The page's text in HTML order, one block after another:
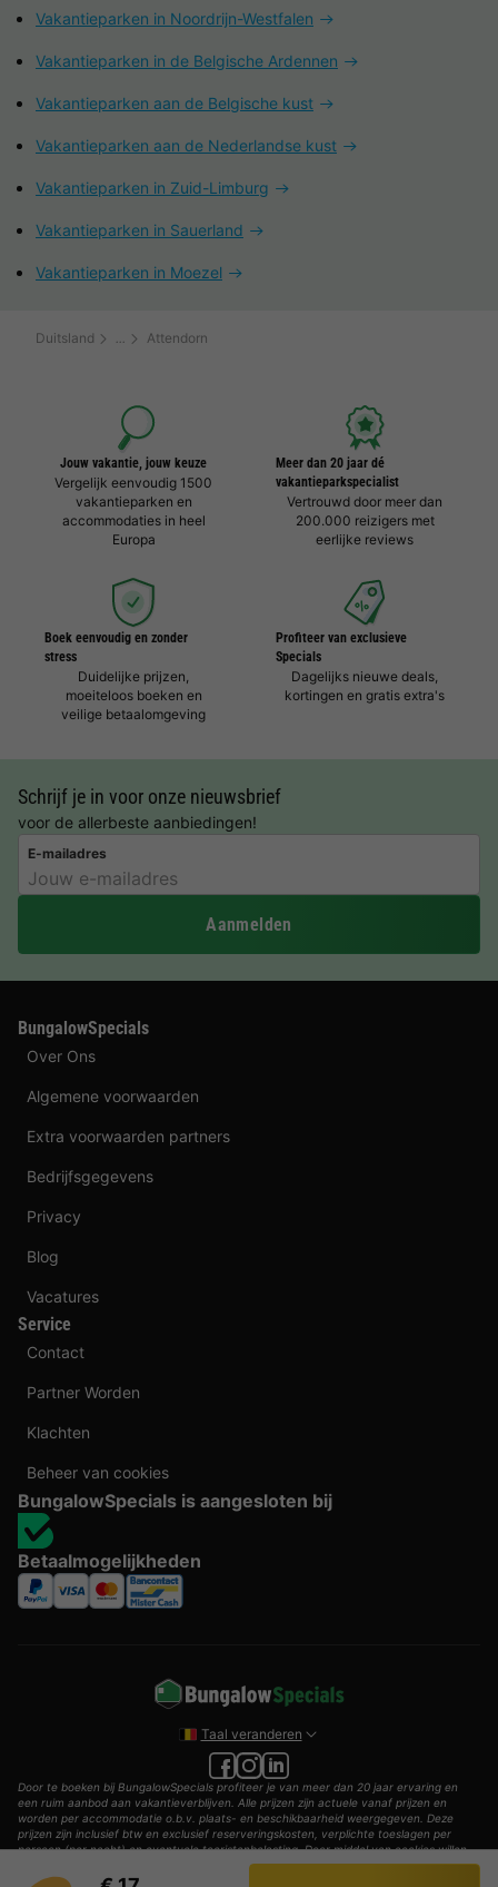
Vakantieparken in Noordrijn-Westfalen
Vakantieparken in de Belgische Ardennen
Vakantieparken aan de Belgische kust
Vakantieparken aan de Nederlandse kust
Vakantieparken in Zuid-Limburg
Vakantieparken in Sauerland
Vakantieparken in Moezel
Duitsland Attendorn
Jouw vakantie, jouw keuze
Vergelijk eenvoudig 1500
vakantieparken en
accommodaties in heel
Europa
Meer dan 20 jaar dé
vakantieparkspecialist
Vertrouwd door meer dan
200.000 reizigers met
eerlijke reviews
Boek eenvoudig en zonder
stress
Duidelijke prijzen,
moeiteloos boeken en
veilige betaalomgeving
Profiteer van exclusieve
Specials
Dagelijks nieuwe deals,
kortingen en gratis extra's
Schrijf je in voor onze nieuwsbrief
voor de allerbeste aanbiedingen!
E-mailadres
Aanmelden
BungalowSpecials
Over Ons
Algemene voorwaarden
Extra voorwaarden partners
Bedrijfsgegevens
Privacy
Blog
Vacatures
Service
Contact
Partner Worden
Klachten
Beheer van cookies
BungalowSpecials is aangesloten bij
Betaalmogelijkheden
Taal veranderen
Door te boeken bij BungalowSpecials profiteer je van meer dan 20 jaar ervaring en
een ruim aanbod aan vakantieverblijven. Alle prijzen zijn actuele vanaf prijzen en
worden per accommodatie o.b.v. plaats- en beschikbaarheid weergegeven. Deze
prijzen zijn inclusief btw en exclusief reserveringskosten, verplichte toeslagen per
persoon (per nacht) en eventuele toeristenbelasting. Door middel van cookies willen